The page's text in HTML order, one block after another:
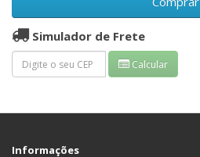
Simulador de Frete
Calcular
Informações